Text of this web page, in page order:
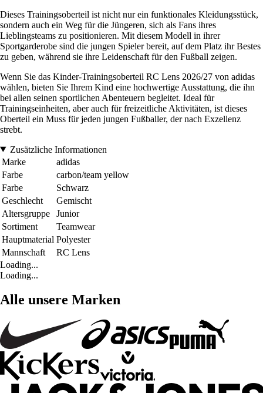
Dieses Trainingsoberteil ist nicht nur ein funktionales Kleidungsstück,
sondern auch ein Weg für die Jüngeren, sich als Fans ihres
Lieblingsteams zu positionieren. Mit diesem Modell in ihrer
Sportgarderobe sind die jungen Spieler bereit, auf dem Platz ihr Bestes
zu geben, während sie ihre Leidenschaft für den Fußball zeigen.
Wenn Sie das Kinder-Trainingsoberteil RC Lens 2026/27 von adidas
wählen, bieten Sie Ihrem Kind eine hochwertige Ausstattung, die ihn
bei allen seinen sportlichen Abenteuern begleitet. Ideal für
Trainingseinheiten, aber auch für freizeitliche Aktivitäten, ist dieses
Oberteil ein Muss für jeden jungen Fußballer, der nach Exzellenz
strebt.
Zusätzliche Informationen
Marke
adidas
Farbe
carbon/team yellow
Farbe
Schwarz
Geschlecht
Gemischt
Altersgruppe
Junior
Sortiment
Teamwear
Hauptmaterial Polyester
Mannschaft
RC Lens
Loading...
Loading...
Alle unsere Marken